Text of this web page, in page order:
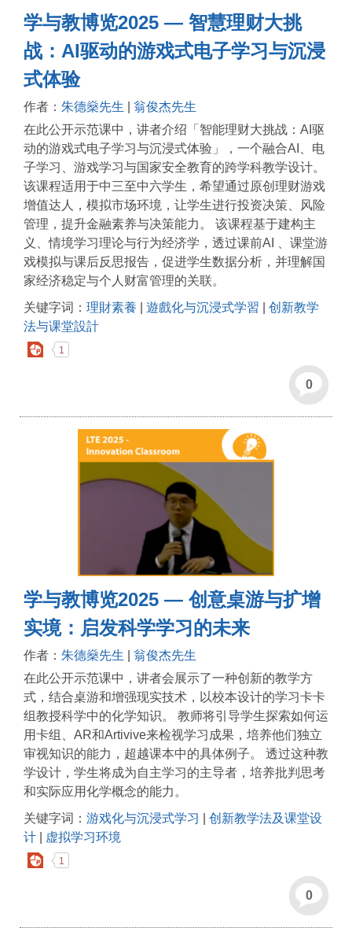
学与教博览2025 — 智慧理财大挑
战：AI驱动的游戏式电子学习与沉浸
式体验
作者： 朱德燊先生
翁俊杰先生
在此公开示范课中，讲者介绍「智能理财大挑战：AI驱
动的游戏式电子学习与沉浸式体验」，一个融合AI、电
子学习、游戏学习与国家安全教育的跨学科教学设计。
该课程适用于中三至中六学生，希望通过原创理财游戏
增值达人，模拟市场环境，让学生进行投资决策、风险
管理，提升金融素养与决策能力。 该课程基于建构主
义、情境学习理论与行为经济学，透过课前AI 、课堂游
戏模拟与课后反思报告，促进学生数据分析，并理解国
家经济稳定与个人财富管理的关联。
关键字词： 理財素養 遊戲化与沉浸式学習
创新教学
法与课堂設計
1
0
学与教博览2025 — 创意桌游与扩增
实境：启发科学学习的未来
作者： 朱德燊先生
翁俊杰先生
在此公开示范课中，讲者会展示了一种创新的教学方
式，结合桌游和增强现实技术，以校本设计的学习卡卡
组教授科学中的化学知识。 教师将引导学生探索如何运
用卡组、AR和Artivive来检视学习成果，培养他们独立
审视知识的能力，超越课本中的具体例子。 透过这种教
学设计，学生将成为自主学习的主导者，培养批判思考
和实际应用化学概念的能力。
关键字词： 游戏化与沉浸式学习
创新教学法及课堂设
计
虚拟学习环境
1
0